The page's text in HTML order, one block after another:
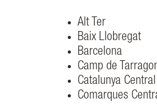
Alt Ter
Baix Llobregat
Barcelona
Camp de
Catalunya Central
Comarques